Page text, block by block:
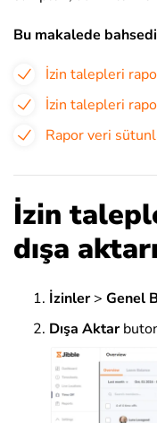
Bu makalede
İzin talepleri
İzin talepleri
Rapor veri
İzin
dışa
İzinler> Genel
Dışa Aktar